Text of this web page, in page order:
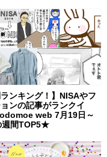
ランキング！】NISAやフ
ンの記事がランクイ
web 7月19日～
週間TOP5★